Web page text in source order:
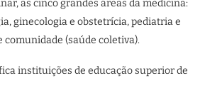
as cinco grandes áreas da medicina:
ginecologia e obstetrícia, pediatria e
(saúde coletiva).
instituições de educação superior de